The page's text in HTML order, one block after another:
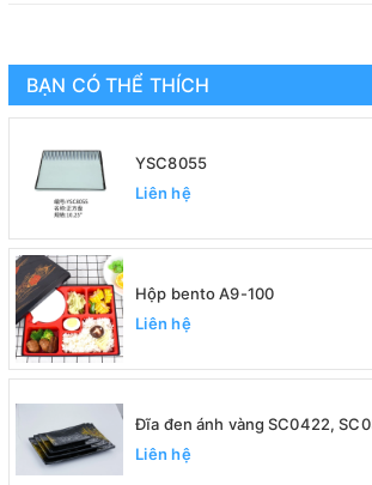
BẠN CÓ THỂ THÍCH
YSC8055
Liên hệ
Hộp bento A9-100
Liên hệ
Đĩa đen ánh vàng SC0422,
SC0391
Liên hệ